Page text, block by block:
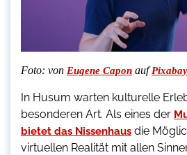
Foto: von Eugene Capon aufPixabay
In Husum warten kulturelle
besonderen Art. Als eines der
bietet das Nissenhaus die
virtuellen Realität mit allen